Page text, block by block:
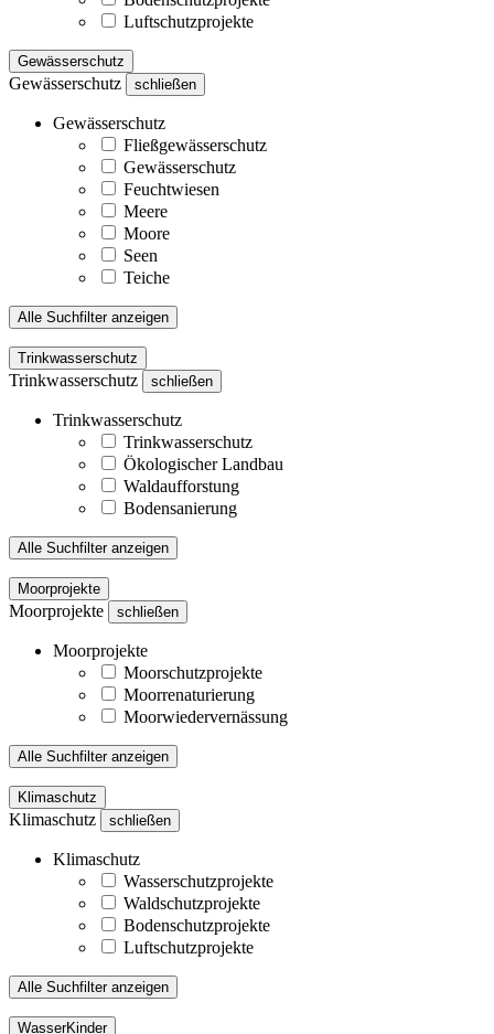
Luftschutzprojekte
Gewässerschutz
Gewässerschutz schließen
Gewässerschutz
Fließgewässerschutz
Gewässerschutz
Feuchtwiesen
Meere
Moore
Seen
Teiche
Alle Suchfilter anzeigen
Trinkwasserschutz
Trinkwasserschutz schließen
Trinkwasserschutz
Trinkwasserschutz
Ökologischer Landbau
Waldaufforstung
Bodensanierung
Alle Suchfilter anzeigen
Moorprojekte
Moorprojekte schließen
Moorprojekte
Moorschutzprojekte
Moorrenaturierung
Moorwiedervernässung
Alle Suchfilter anzeigen
Klimaschutz
Klimaschutz schließen
Klimaschutz
Wasserschutzprojekte
Waldschutzprojekte
Bodenschutzprojekte
Luftschutzprojekte
Alle Suchfilter anzeigen
WasserKinder